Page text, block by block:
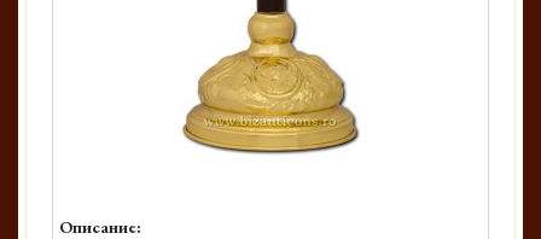
Описание: